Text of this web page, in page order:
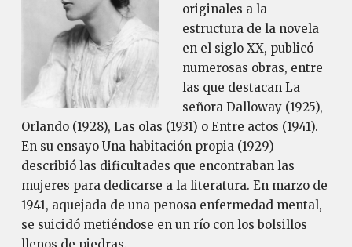
originales a la
estructura de la novela
en el siglo XX, publicó
numerosas obras, entre
las que destacan La
señora Dalloway (1925),
Orlando (1928), Las olas (1931) o Entre actos (1941).
En su ensayo Una habitación propia (1929)
describió las dificultades que encontraban las
mujeres para dedicarse a la literatura. En marzo de
1941, aquejada de una penosa enfermedad mental,
se suicidó metiéndose en un río con los bolsillos